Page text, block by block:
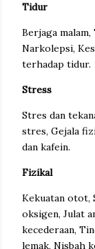
Tidur
Berjaga
Narkolepsi,
terhadap tidur.
Stress
Stres dan
stres, Gejala
dan kafein.
Fizikal
Kekuatan otot,
oksigen, Julat
kecederaan,
lemak, Nisbah